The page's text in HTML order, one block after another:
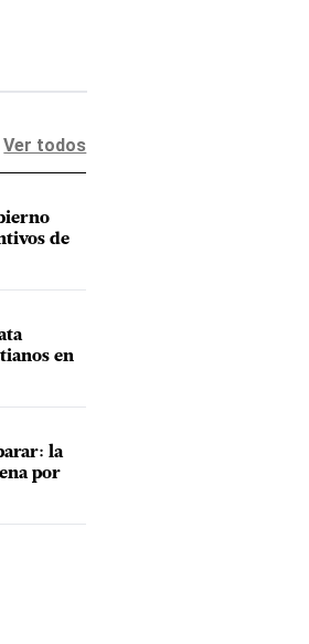
Ver todos
de
en
la
por